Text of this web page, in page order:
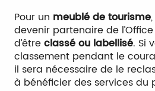
Pour un meublé de tourisme
devenir partenaire de
d’êtreclassé ou labellisé. Si
classement pendant le
il sera nécessaire de le
à bénéficier des services du